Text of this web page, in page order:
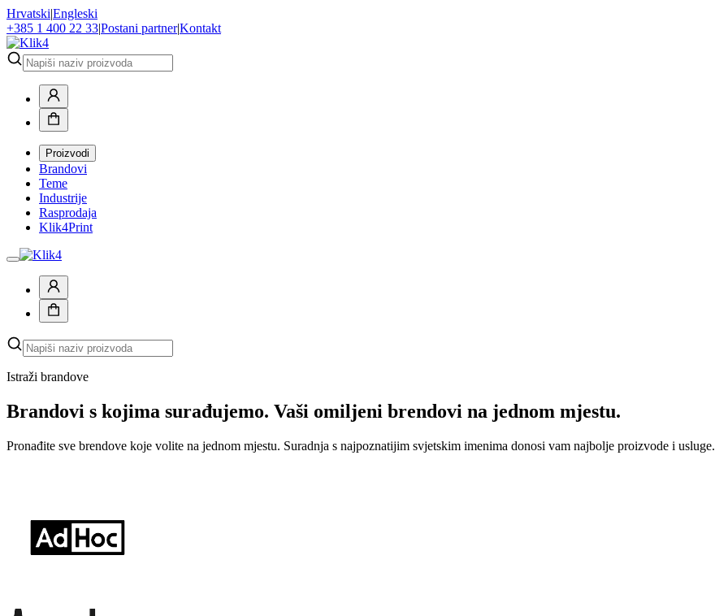
Hrvatski|Engleski
+385 1 400 22 33|Postani partner|Kontakt
Proizvodi
Brandovi
Teme
Industrije
Rasprodaja
Klik4Print
Istraži brandove
Brandovi s kojima surađujemo. Vaši omiljeni brendovi na jednom mjestu.
Pronađite sve brendove koje volite na jednom mjestu. Suradnja s najpoznatijim svjetskim imenima donosi vam najbolje proizvode i usluge.